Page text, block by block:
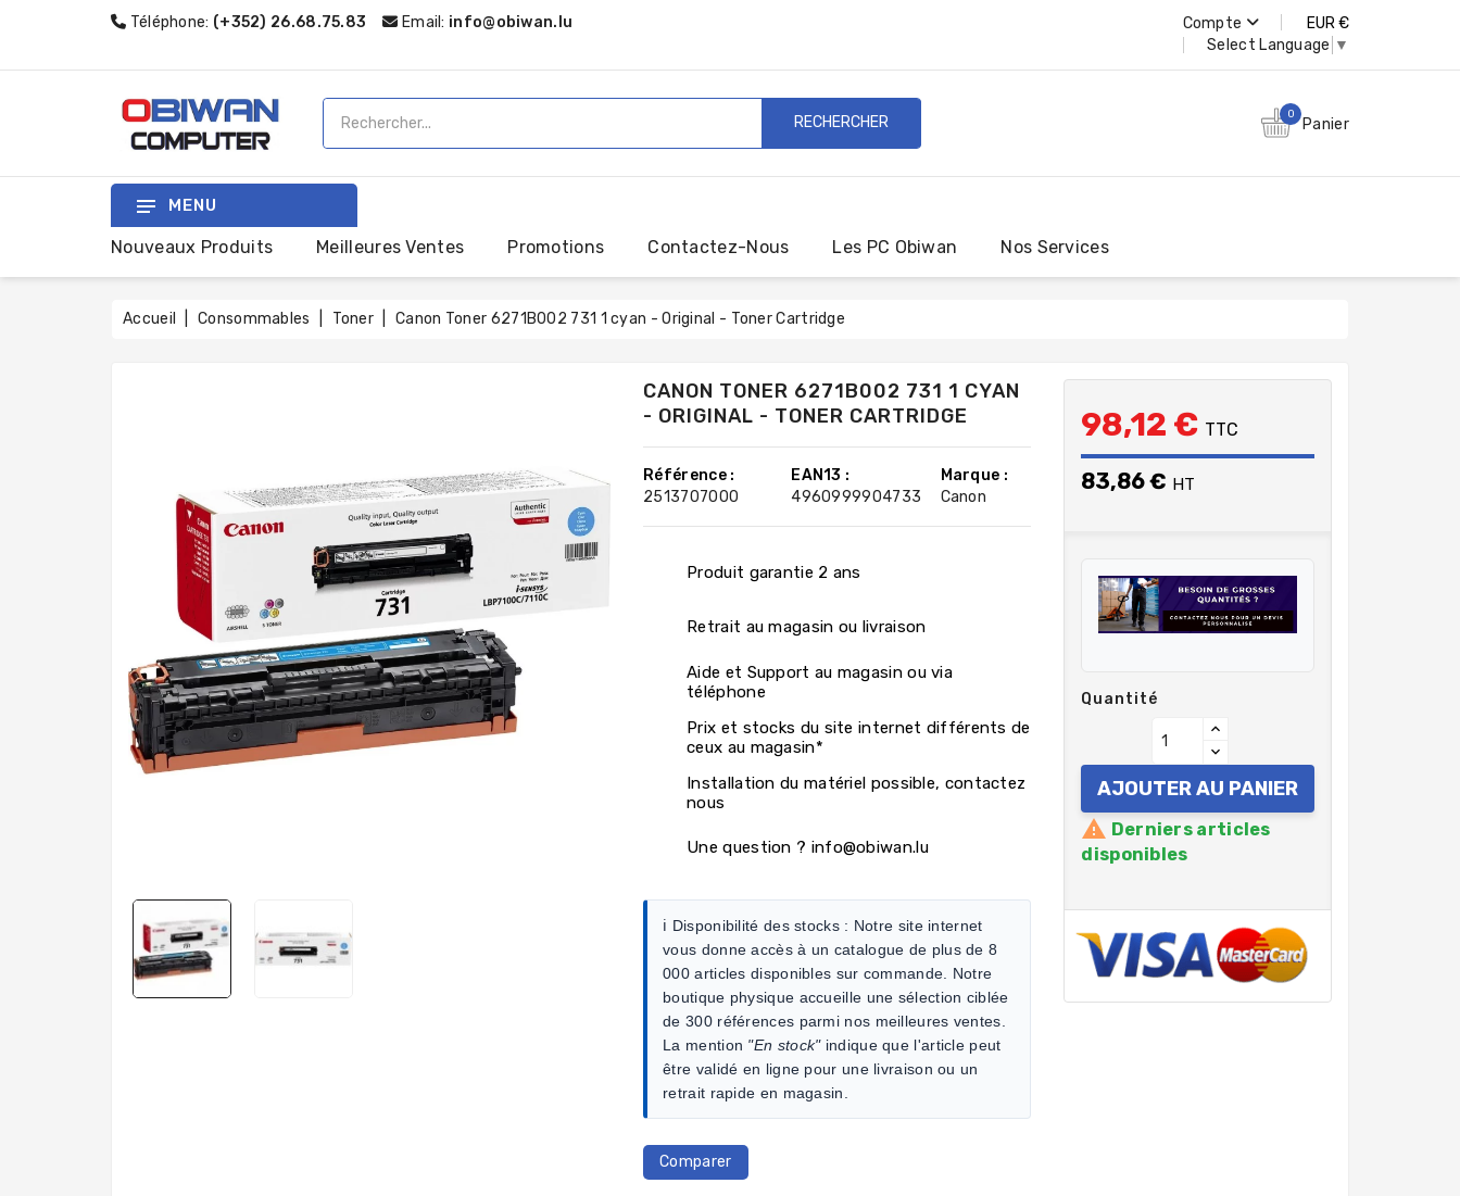
Téléphone: (+352) 26.68.75.83 Email: info@obiwan.lu Compte
EUR €
Select Language ▼
RECHERCHER 0
Panier
MENU
Nouveaux Produits Meilleures Ventes Promotions Contactez-Nous Les PC Obiwan Nos Services
Accueil Consommables Toner Canon Toner 6271B002 731 1 cyan - Original - Toner Cartridge
CANON TONER 6271B002 731 1 CYAN
- ORIGINAL - TONER CARTRIDGE
Référence :
2513707000
EAN13 :
4960999904733
Marque :
Canon
Produit garantie 2 ans
Retrait au magasin ou livraison
Aide et Support au magasin ou via
téléphone
Prix et stocks du site internet différents de
ceux au magasin*
Installation du matériel possible, contactez
nous
Une question ? info@obiwan.lu
ℹ️ Disponibilité des stocks : Notre site internet
vous donne accès à un catalogue de plus de 8
000 articles disponibles sur commande. Notre
boutique physique accueille une sélection ciblée
de 300 références parmi nos meilleures ventes.
La mention "En stock"indique que l'article peut
être validé en ligne pour une livraison ou un
retrait rapide en magasin.
Comparer
98,12 € TTC
83,86 € HT
Quantité
AJOUTER AU PANIER
 Derniers articles
disponibles